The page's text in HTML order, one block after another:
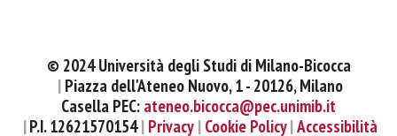
© 2024 Università degli Studi di Milano-Bicocca
Piazza dell'Ateneo Nuovo, 1 - 20126, Milano
Casella PEC: ateneo.bicocca@pec.unimib.it
P.I. 12621570154 Privacy Cookie Policy Accessibilità